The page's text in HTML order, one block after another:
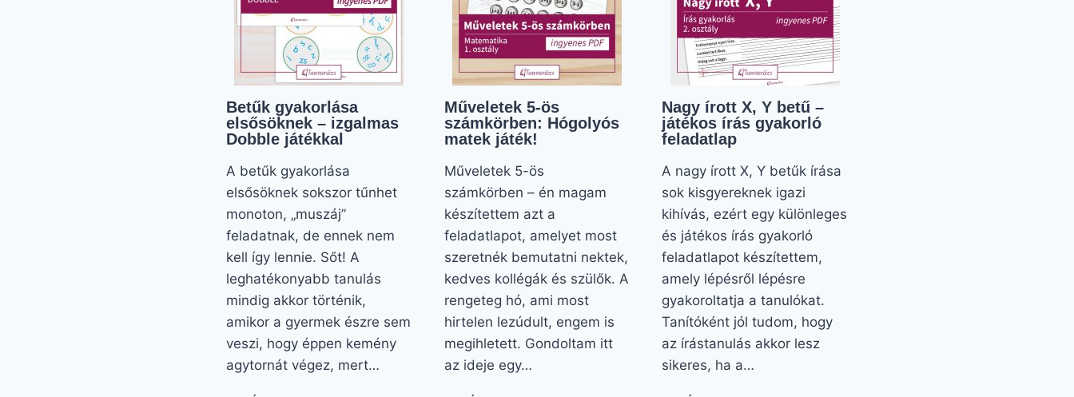
Betűk gyakorlása
elsősöknek – izgalmas
Dobble játékkal
A betűk gyakorlása
elsősöknek sokszor tűnhet
monoton, „muszáj”
feladatnak, de ennek nem
kell így lennie. Sőt! A
leghatékonyabb tanulás
mindig akkor történik,
amikor a gyermek észre sem
veszi, hogy éppen kemény
agytornát végez, mert…
Műveletek 5-ös
számkörben: Hógolyós
matek játék!
Műveletek 5-ös
számkörben – én magam
készítettem azt a
feladatlapot, amelyet most
szeretnék bemutatni nektek,
kedves kollégák és szülők. A
rengeteg hó, ami most
hirtelen lezúdult, engem is
megihletett. Gondoltam itt
az ideje egy…
Nagy írott X, Y betű –
játékos írás gyakorló
feladatlap
A nagy írott X, Y betűk írása
sok kisgyereknek igazi
kihívás, ezért egy különleges
és játékos írás gyakorló
feladatlapot készítettem,
amely lépésről lépésre
gyakoroltatja a tanulókat.
Tanítóként jól tudom, hogy
az írástanulás akkor lesz
sikeres, ha a…